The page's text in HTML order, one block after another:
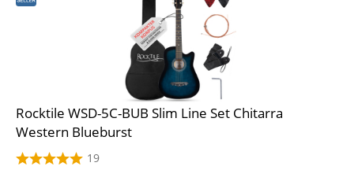
Rocktile WSD-5C-BUB Slim Line Set Chitarra
Western Blueburst
19